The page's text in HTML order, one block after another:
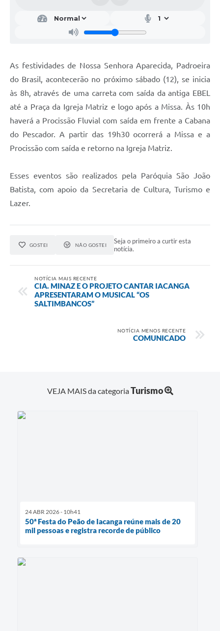
As festividades de Nossa Senhora Aparecida, Padroeira
do Brasil, acontecerão no próximo sábado (12), se inicia
às 8h, através de uma carreta com saída da antiga EBEL
até a Praça da Igreja Matriz e logo após a Missa. Às 10h
haverá a Procissão Fluvial com saída em frente a Cabana
do Pescador. A partir das 19h30 ocorrerá a Missa e a
Procissão com saída e retorno na Igreja Matriz.
Esses eventos são realizados pela Paróquia São João
Batista, com apoio da Secretaria de Cultura, Turismo e
Lazer.
GOSTEI NÃO GOSTEI
Seja o primeiro a curtir esta
notícia.
NOTÍCIA MAIS RECENTE
CIA. MINAZ E O PROJETO CANTAR IACANGA
APRESENTARAM O MUSICAL “OS
SALTIMBANCOS”
NOTÍCIA MENOS RECENTE
COMUNICADO
VEJA MAIS da categoriaTurismo
24 ABR 2026 - 10h41
50ª Festa do Peão de Iacanga reúne mais de 20
mil pessoas e registra recorde de público